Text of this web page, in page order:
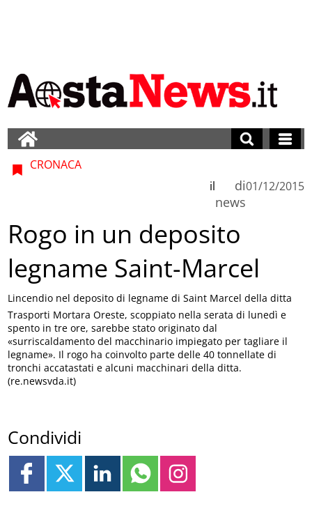
CRONACA
di
news
il 01/12/2015
Rogo in un deposito
legname Saint-Marcel
Lincendio nel deposito di legname di Saint Marcel della ditta
Trasporti Mortara Oreste, scoppiato nella serata di lunedì e
spento in tre ore, sarebbe stato originato dal
«surriscaldamento del macchinario impiegato per tagliare il
legname». Il rogo ha coinvolto parte delle 40 tonnellate di
tronchi accatastati e alcuni macchinari della ditta.
(re.newsvda.it)
Condividi